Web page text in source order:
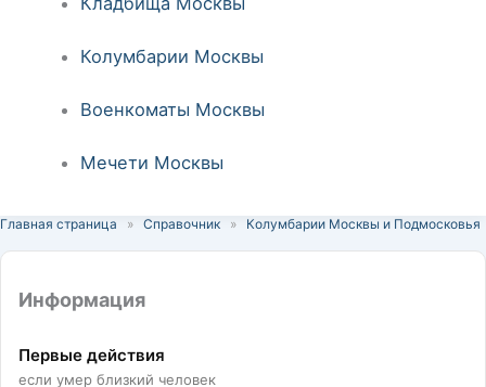
Колумбарии Москвы
Военкоматы Москвы
Мечети Москвы
Главная страница » Справочник » Колумбарии Москвы и Подмосковья
Информация
Первые действия
если умер близкий человек